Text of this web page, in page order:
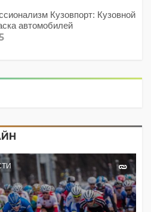
Кузовпорт: Кузовной
автомобилей